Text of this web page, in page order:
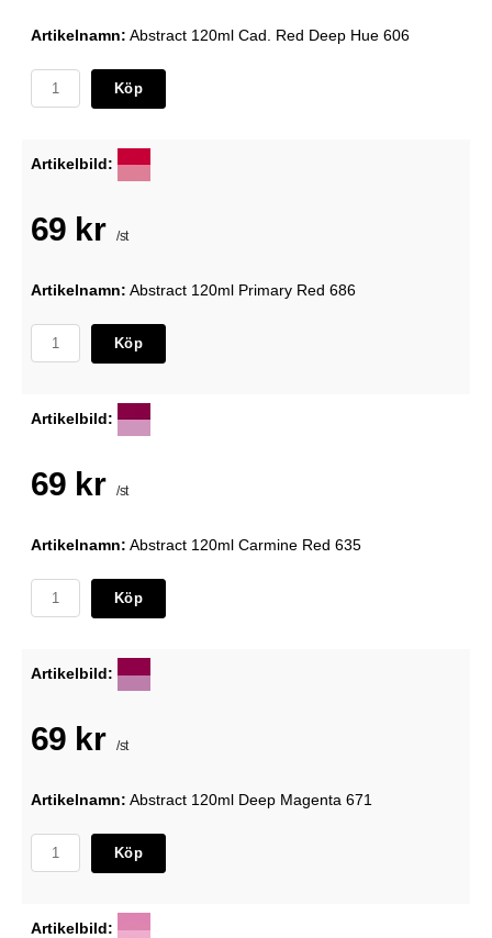
Artikelnamn: Abstract 120ml Cad. Red Deep Hue 606
Köp
Artikelbild:
69 kr /st
Artikelnamn: Abstract 120ml Primary Red 686
Köp
Artikelbild:
69 kr /st
Artikelnamn: Abstract 120ml Carmine Red 635
Köp
Artikelbild:
69 kr /st
Artikelnamn: Abstract 120ml Deep Magenta 671
Köp
Artikelbild: